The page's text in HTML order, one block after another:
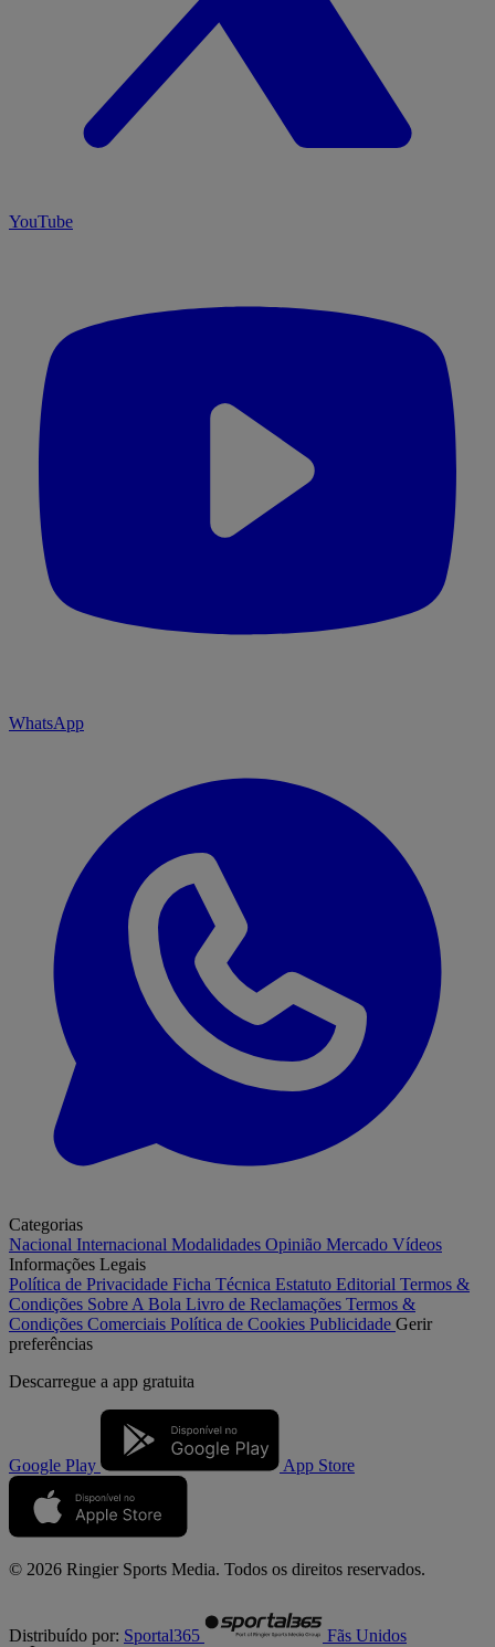
YouTube
WhatsApp
Categorias
Nacional Internacional Modalidades Opinião Mercado Vídeos
Informações Legais
Política de Privacidade Ficha Técnica Estatuto Editorial Termos &
Condições Sobre A Bola Livro de Reclamações Termos &
Condições Comerciais Política de Cookies Publicidade Gerir
preferências
Descarregue a app gratuita
Google Play App Store
© 2026 Ringier Sports Media. Todos os direitos reservados.
Distribuído por: Sportal365 Fãs Unidos